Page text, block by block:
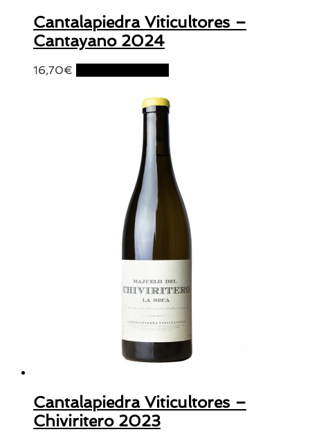
Cantalapiedra Viticultores –
Cantayano 2024
16,70€
Cantalapiedra Viticultores –
Chiviritero 2023